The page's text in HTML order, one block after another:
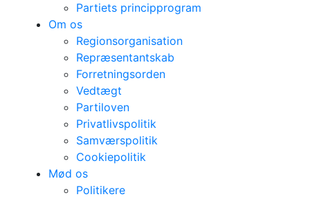
Partiets principprogram
Om os
Regionsorganisation
Repræsentantskab
Forretningsorden
Vedtægt
Partiloven
Privatlivspolitik
Samværspolitik
Cookiepolitik
Mød os
Politikere